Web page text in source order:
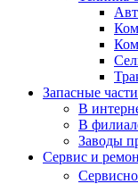
Запасные части
В
В
Заводы
Сервис и